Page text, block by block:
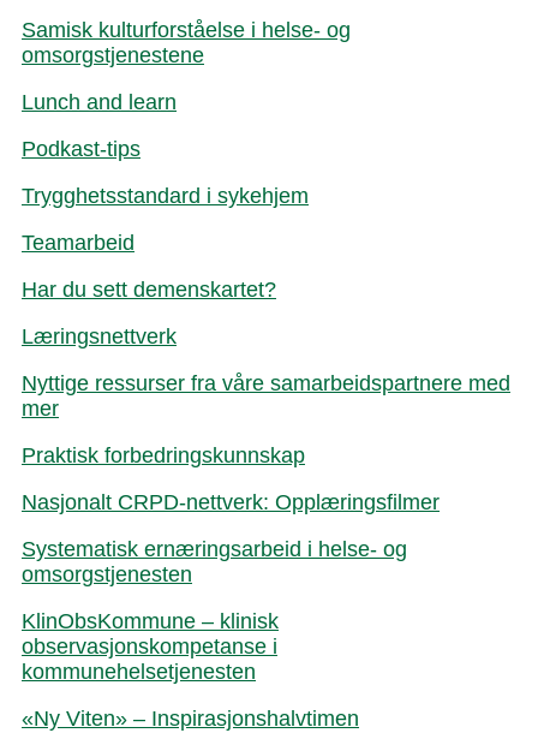
Samisk kulturforståelse i helse- og
omsorgstjenestene
Lunch and learn
Podkast-tips
Trygghetsstandard i sykehjem
Teamarbeid
Har du sett demenskartet?
Læringsnettverk
Nyttige ressurser fra våre samarbeidspartnere med
mer
Praktisk forbedringskunnskap
Nasjonalt CRPD-nettverk: Opplæringsfilmer
Systematisk ernæringsarbeid i helse- og
omsorgstjenesten
KlinObsKommune – klinisk
observasjonskompetanse i
kommunehelsetjenesten
«Ny Viten» – Inspirasjonshalvtimen